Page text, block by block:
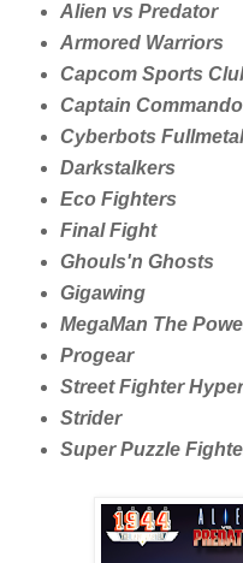
Alien vs Predator
Armored Warriors
Capcom Sports
Captain Commando
Cyberbots
Darkstalkers
Eco Fighters
Final Fight
Ghouls'n Ghosts
Gigawing
MegaMan The
Progear
Street Fighter
Strider
Super Puzzle